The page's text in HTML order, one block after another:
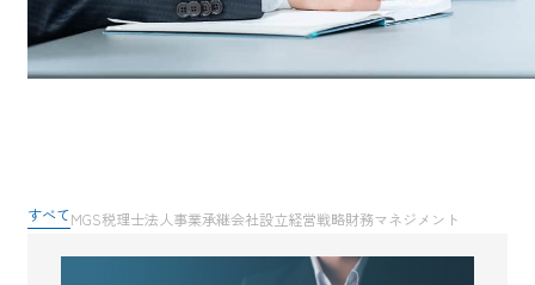
すべてMGS税理士法人事業承継会社設立経営戦略財務マネジメント